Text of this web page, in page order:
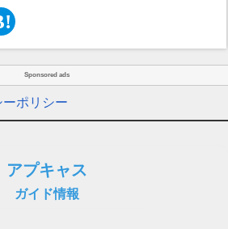
Sponsored ads
ポリシー
アプキャス
ガイド情報